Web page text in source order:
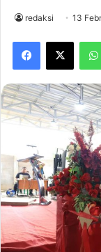
redaksi 13
Facebook
X